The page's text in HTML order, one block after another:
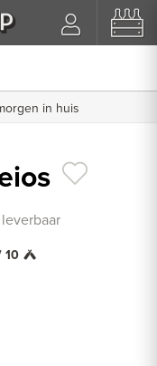
in huis
10